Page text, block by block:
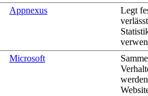
Appnexus
Legt
Microsoft